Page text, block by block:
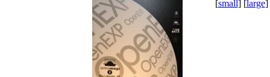
[small] [large]